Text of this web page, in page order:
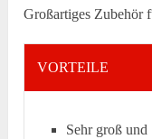
Großartiges Zubehör
VORTEILE
Sehr groß und